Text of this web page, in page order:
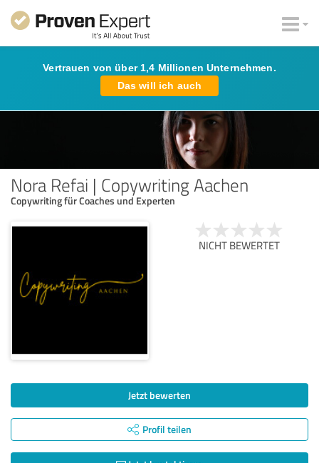
Vertrauen von über 1,4 Millionen Unternehmen.
Das will ich auch
Nora Refai | Copywriting Aachen
Copywriting für Coaches und Experten
NICHT BEWERTET
Jetzt bewerten
Profil teilen